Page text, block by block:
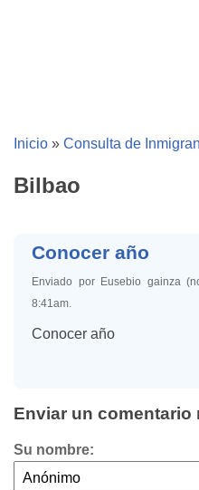
Inicio » Consulta de
Bilbao
Conocer año
Enviado por Eusebio gainza
8:41am.
Conocer año
Enviar un comentario
Su nombre: